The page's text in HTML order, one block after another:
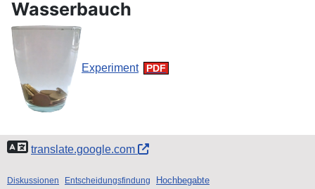
Wasserbauch
Experiment
translate.google.com
Diskussionen Entscheidungsfindung Hochbegabte